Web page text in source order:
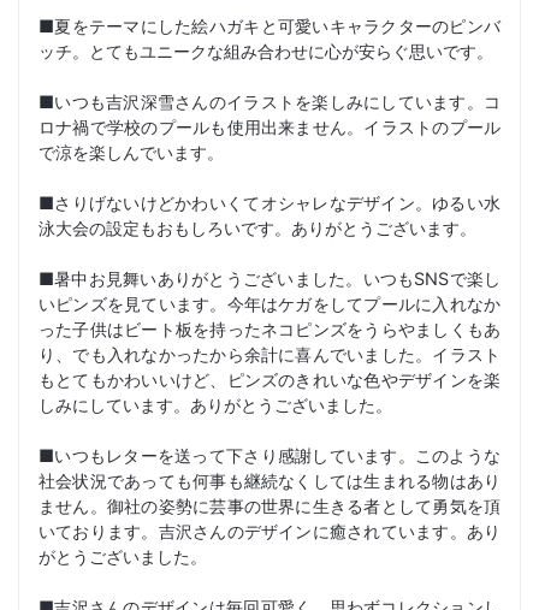
■夏をテーマにした絵ハガキと可愛いキャラクターのピンバ
ッチ。とてもユニークな組み合わせに心が安らぐ思いです。
■いつも吉沢深雪さんのイラストを楽しみにしています。コ
ロナ禍で学校のプールも使用出来ません。イラストのプール
で涼を楽しんでいます。
■さりげないけどかわいくてオシャレなデザイン。ゆるい水
泳大会の設定もおもしろいです。ありがとうございます。
■暑中お見舞いありがとうございました。いつもSNSで楽し
いピンズを見ています。今年はケガをしてプールに入れなか
った子供はビート板を持ったネコピンズをうらやましくもあ
り、でも入れなかったから余計に喜んでいました。イラスト
もとてもかわいいけど、ピンズのきれいな色やデザインを楽
しみにしています。ありがとうございました。
■いつもレターを送って下さり感謝しています。このような
社会状況であっても何事も継続なくしては生まれる物はあり
ません。御社の姿勢に芸事の世界に生きる者として勇気を頂
いております。吉沢さんのデザインに癒されています。あり
がとうございました。